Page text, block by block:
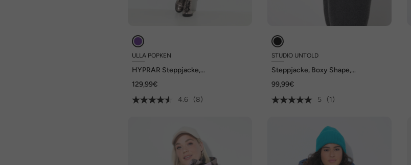
ULLA POPKEN
HYPRAR Steppjacke,
129,99€
4.6
(8)
STUDIO UNTOLD
Steppjacke, Boxy Shape,
99,99€
5
(1)